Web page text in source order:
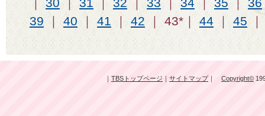
39 ｜ 40 ｜ 41 ｜ 42 ｜ 43*｜ 44 ｜ 45
｜ TBSトップページ ｜ サイトマップ｜ Copyright©